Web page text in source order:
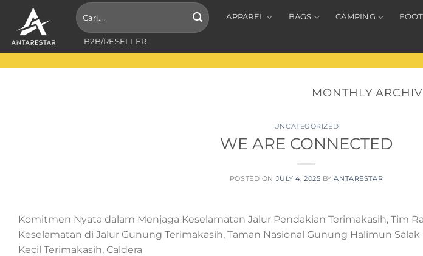
APPAREL BAGS CAMPING
B2B/RESELLER
MONTHLY
UNCATEGORIZED
WE ARE CONNECTED
POSTED ON JULY 4, 2025 BYANTARESTAR
Komitmen Nyata dalam Menjaga Keselamatan Jalur Pendakian Terimakasih, Tim
Keselamatan di Jalur Gunung Terimakasih, Taman Nasional Gunung Halimun
Kecil Terimakasih, Caldera